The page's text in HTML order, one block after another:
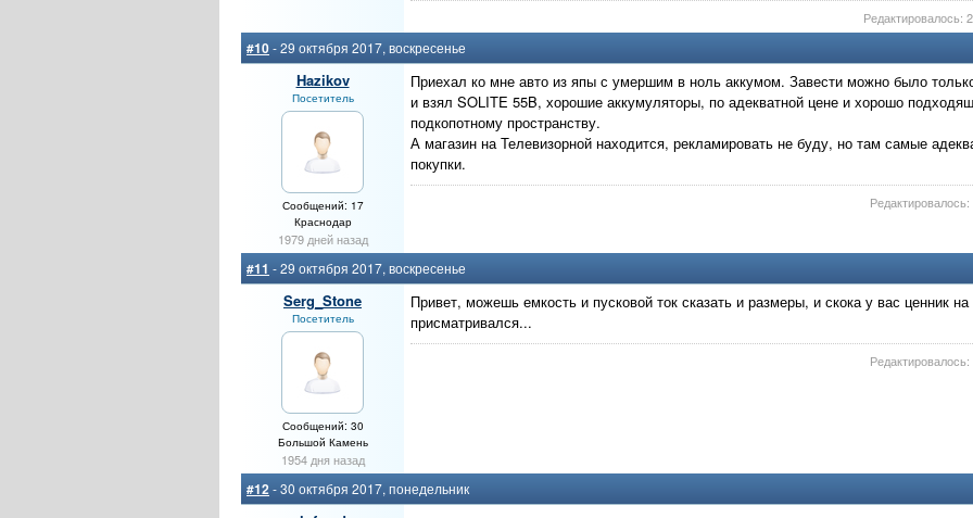
Редактировалось:
#10- 29 октября 2017, воскресенье
Hazikov
Посетитель
Сообщений: 17
Краснодар
1979 дней назад
Приехал ко мне авто из япы с умершим в ноль аккумом. Завести можно было
и взял SOLITE 55B, хорошие аккумуляторы, по адекватной цене и хорошо
подкопотному пространству.
А магазин на Телевизорной находится, рекламировать не буду, но там самые
покупки.
#11 - 29 октября 2017, воскресенье
Serg_Stone
Посетитель
Сообщений: 30
Большой Камень
1954 дня назад
Привет, можешь емкость и пусковой ток сказать и размеры, и скока у вас ценник на
присматривался...
#12- 30 октября 2017, понедельник